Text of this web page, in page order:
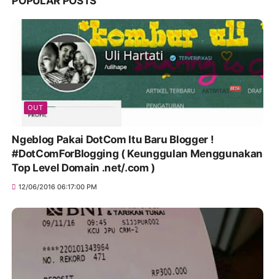
OUT
Ngeblog Pakai DotCom Itu Baru Blogger !
#DotComForBlogging ( Keunggulan Menggunakan
Top Level Domain .net/.com )
12/06/2016 06:17:00 PM